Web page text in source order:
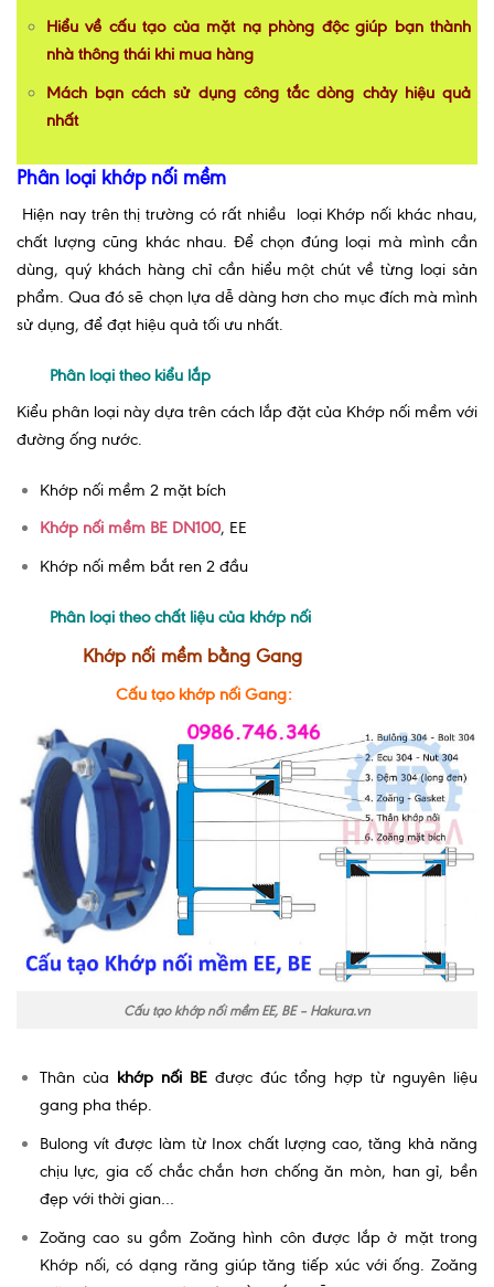
Hiểu về cấu tạo của mặt nạ phòng độc giúp bạn thành
nhà thông thái khi mua hàng
Mách bạn cách sử dụng công tắc dòng chảy hiệu quả
nhất
Phân loại khớp nối mềm
Hiện nay trên thị trường có rất nhiều loại Khớp nối khác nhau,
chất lượng cũng khác nhau. Để chọn đúng loại mà mình cần
dùng, quý khách hàng chỉ cần hiểu một chút về từng loại sản
phẩm. Qua đó sẽ chọn lựa dễ dàng hơn cho mục đích mà mình
sử dụng, để đạt hiệu quả tối ưu nhất.
Phân loại theo kiểu lắp
Kiểu phân loại này dựa trên cách lắp đặt của Khớp nối mềm với
đường ống nước.
Khớp nối mềm 2 mặt bích
Khớp nối mềm BE DN100, EE
Khớp nối mềm bắt ren 2 đầu
Phân loại theo chất liệu của khớp nối
Khớp nối mềm bằng Gang
Cấu tạo khớp nối Gang:
Cấu tạo khớp nối mềm EE, BE – Hakura.vn
Thân của khớp nối BEđược đúc tổng hợp từ nguyên liệu
gang pha thép.
Bulong vít được làm từ Inox chất lượng cao, tăng khả năng
chịu lực, gia cố chắc chắn hơn chống ăn mòn, han gỉ, bền
đẹp với thời gian…
Zoăng cao su gồm Zoăng hình côn được lắp ở mặt trong
Khớp nối, có dạng răng giúp tăng tiếp xúc với ống. Zoăng